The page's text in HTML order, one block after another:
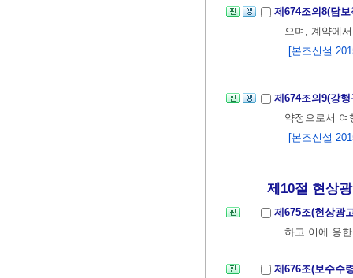
제674조의8(담
으며, 계약에
[본조신설
제674조의9(강
약정으로서
[본조신설
제10절 현상광
제675조(현상광
하고 이에 응
제676조(보수수